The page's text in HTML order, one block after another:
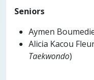
Seniors
​Aymen
​Alicia Kacou
Taekwondo)